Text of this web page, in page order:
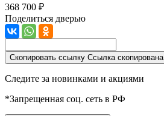
368 700 ₽
Поделиться дверью
Скопировать ссылку Ссылка скопирована
Следите за новинками и акциями
*Запрещенная соц. сеть в РФ